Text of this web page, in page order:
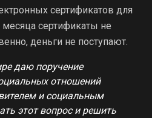
сертификатов для
сертификаты не
деньги не поступают.
даю поручение
отношений
и социальным
этот вопрос и решить